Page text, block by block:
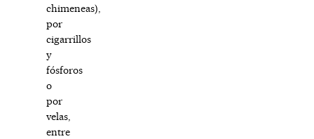
chimeneas),
por
cigarrillos
y
fósforos
o
por
velas,
entre